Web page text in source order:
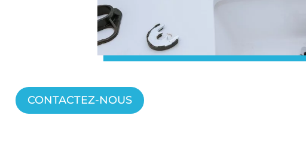
CONTACTEZ-NOUS